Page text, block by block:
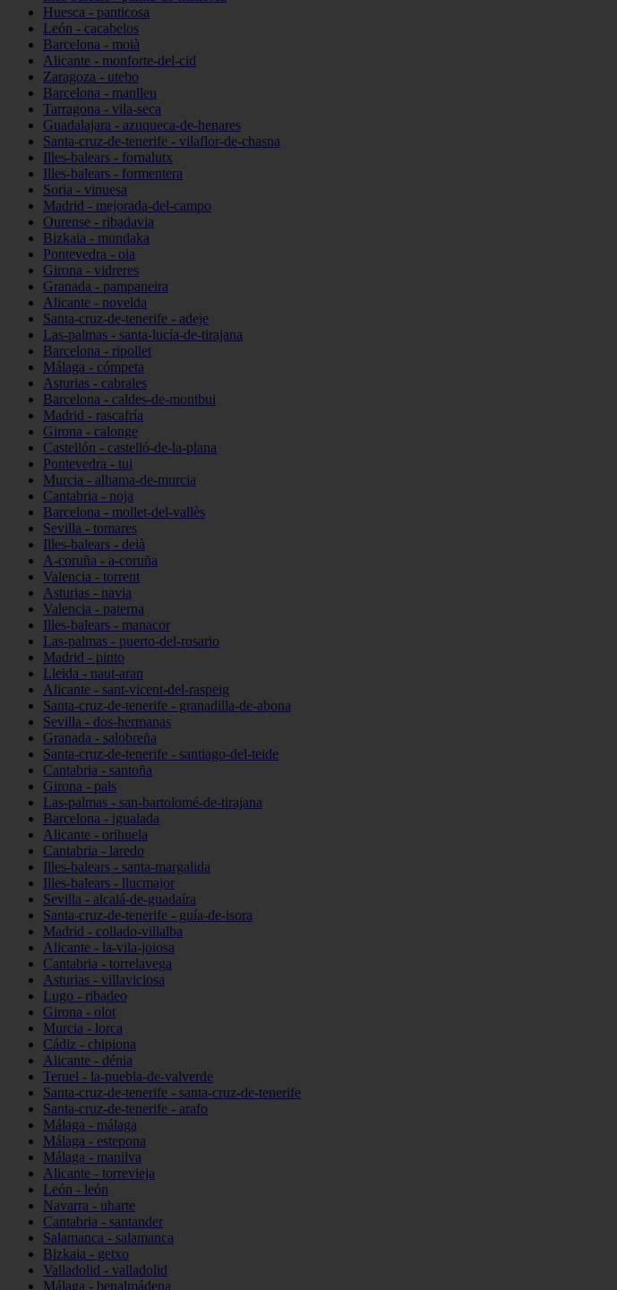
Huesca - panticosa
León - cacabelos
Barcelona - moià
Alicante - monforte-del-cid
Zaragoza - utebo
Barcelona - manlleu
Tarragona - vila-seca
Guadalajara - azuqueca-de-henares
Santa-cruz-de-tenerife - vilaflor-de-chasna
Illes-balears - fornalutx
Illes-balears - formentera
Soria - vinuesa
Madrid - mejorada-del-campo
Ourense - ribadavia
Bizkaia - mundaka
Pontevedra - oia
Girona - vidreres
Granada - pampaneira
Alicante - novelda
Santa-cruz-de-tenerife - adeje
Las-palmas - santa-lucía-de-tirajana
Barcelona - ripollet
Málaga - cómpeta
Asturias - cabrales
Barcelona - caldes-de-montbui
Madrid - rascafría
Girona - calonge
Castellón - castelló-de-la-plana
Pontevedra - tui
Murcia - alhama-de-murcia
Cantabria - noja
Barcelona - mollet-del-vallès
Sevilla - tomares
Illes-balears - deià
A-coruña - a-coruña
Valencia - torrent
Asturias - navia
Valencia - paterna
Illes-balears - manacor
Las-palmas - puerto-del-rosario
Madrid - pinto
Lleida - naut-aran
Alicante - sant-vicent-del-raspeig
Santa-cruz-de-tenerife - granadilla-de-abona
Sevilla - dos-hermanas
Granada - salobreña
Santa-cruz-de-tenerife - santiago-del-teide
Cantabria - santoña
Girona - pals
Las-palmas - san-bartolomé-de-tirajana
Barcelona - igualada
Alicante - orihuela
Cantabria - laredo
Illes-balears - santa-margalida
Illes-balears - llucmajor
Sevilla - alcalá-de-guadaíra
Santa-cruz-de-tenerife - guía-de-isora
Madrid - collado-villalba
Alicante - la-vila-joiosa
Cantabria - torrelavega
Asturias - villaviciosa
Lugo - ribadeo
Girona - olot
Murcia - lorca
Cádiz - chipiona
Alicante - dénia
Teruel - la-puebla-de-valverde
Santa-cruz-de-tenerife - santa-cruz-de-tenerife
Santa-cruz-de-tenerife - arafo
Málaga - málaga
Málaga - estepona
Málaga - manilva
Alicante - torrevieja
León - león
Navarra - uharte
Cantabria - santander
Salamanca - salamanca
Bizkaia - getxo
Valladolid - valladolid
Málaga - benalmádena